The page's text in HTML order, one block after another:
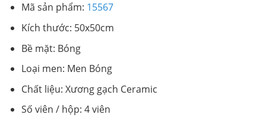
Mã sản phẩm: 15567
Kích thước: 50x50cm
Bề mặt: Bóng
Loại men: Men Bóng
Chất liệu: Xương gạch Ceramic
Số viên / hộp: 4 viên